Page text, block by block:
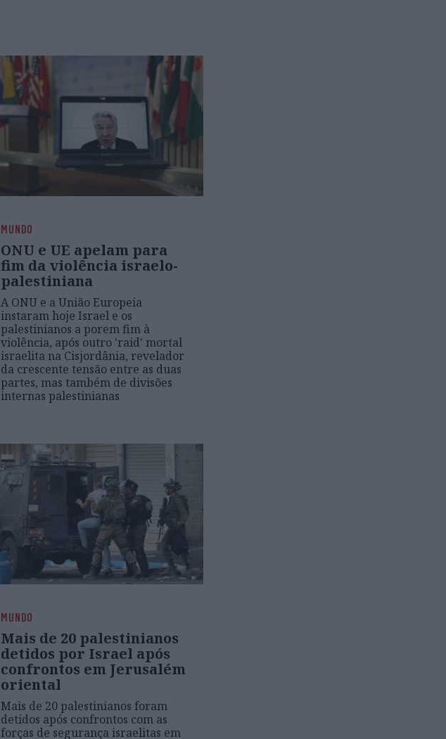
MUNDO
ONU e UE apelam para
fim da violência israelo-
palestiniana
A ONU e a União Europeia
instaram hoje Israel e os
palestinianos a porem fim à
violência, após outro 'raid' mortal
israelita na Cisjordânia, revelador
da crescente tensão entre as duas
partes, mas também de divisões
internas palestinianas
MUNDO
Mais de 20 palestinianos
detidos por Israel após
confrontos em Jerusalém
oriental
Mais de 20 palestinianos foram
detidos após confrontos com as
forças de segurança israelitas em